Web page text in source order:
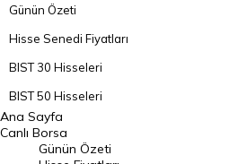
Günün Özeti
Hisse Senedi Fiyatları
BIST 30 Hisseleri
BIST 50 Hisseleri
BIST 100 Hisseleri
En Çok Artan Hisseler
Ana Sayfa
Canlı Borsa
Günün Özeti